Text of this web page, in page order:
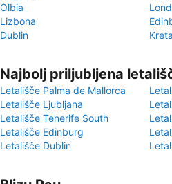
Olbia
Lizbona
Dublin
Kreta
Najbolj priljubljena
Letališče Palma de Mallorca
Letališče Ljubljana
Letališče Tenerife South
Letališče Edinburg
Letališče Dublin